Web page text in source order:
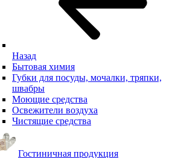
Назад
Бытовая химия
Губки для посуды, мочалки, тряпки,
швабры
Моющие средства
Освежители воздуха
Чистящие средства
Гостиничная продукция